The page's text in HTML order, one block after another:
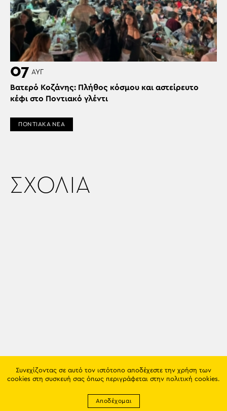
07 ΑΥΓ
Βατερό Κοζάνης: Πλήθος κόσμου και αστείρευτο
κέφι στο Ποντιακό γλέντι
ΠΟΝΤΙΑΚΑ ΝΕΑ
ΣΧΟΛΙΑ
Συνεχίζοντας σε αυτό τον ιστότοπο αποδέχεστε την χρήση των
cookies στη συσκευή σας όπως περιγράφεται στην πολιτική cookies.
Αποδέχομαι